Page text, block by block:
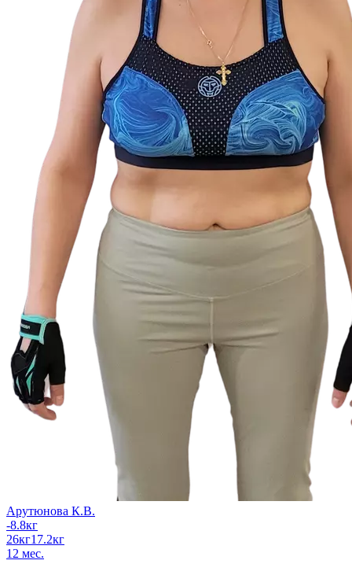
Арутюнова К.В.
-8.8кг
26кг17.2кг
12 мес.